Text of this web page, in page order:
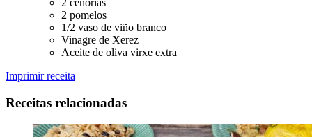
2 cenorias
2 pomelos
1/2 vaso de viño branco
Vinagre de Xerez
Aceite de oliva virxe extra
Imprimir receita
Receitas relacionadas